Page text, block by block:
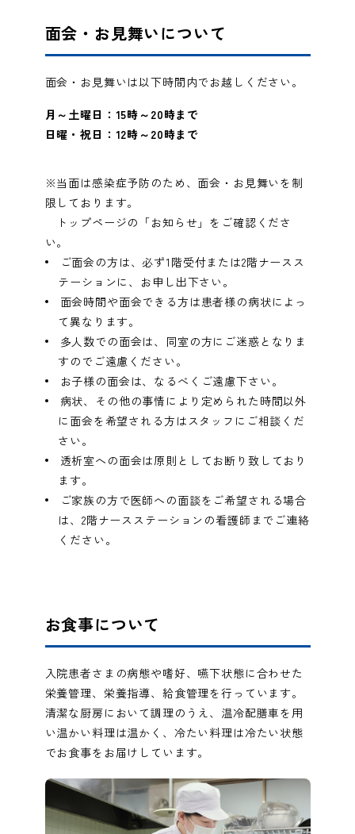
面会・お見舞いについて
面会・お見舞いは以下時間内でお越しください。
月～土曜日：15時～20時まで
日曜・祝日：12時～20時まで
※当面は感染症予防のため、面会・お見舞いを制
限しております。
トップページの「お知らせ」をご確認くださ
い。
ご面会の方は、必ず1階受付または2階ナースス
テーションに、お申し出下さい。
面会時間や面会できる方は患者様の病状によっ
て異なります。
多人数での面会は、同室の方にご迷惑となりま
すのでご遠慮ください。
お子様の面会は、なるべくご遠慮下さい。
病状、その他の事情により定められた時間以外
に面会を希望される方はスタッフにご相談くだ
さい。
透析室への面会は原則としてお断り致しており
ます。
ご家族の方で医師への面談をご希望される場合
は、2階ナースステーションの看護師までご連絡
ください。
お食事について
入院患者さまの病態や嗜好、嚥下状態に合わせた
栄養管理、栄養指導、給食管理を行っています。
清潔な厨房において調理のうえ、温冷配膳車を用
い温かい料理は温かく、冷たい料理は冷たい状態
でお食事をお届けしています。